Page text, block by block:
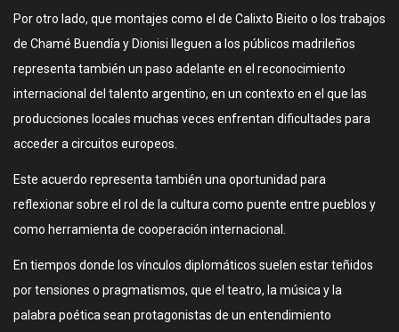
Por otro lado, que montajes como el de Calixto Bieito o los trabajos
de Chamé Buendía y Dionisi lleguen a los públicos madrileños
representa también un paso adelante en el reconocimiento
internacional del talento argentino, en un contexto en el que las
producciones locales muchas veces enfrentan dificultades para
acceder a circuitos europeos.
Este acuerdo representa también una oportunidad para
reflexionar sobre el rol de la cultura como puente entre pueblos y
como herramienta de cooperación internacional.
En tiempos donde los vínculos diplomáticos suelen estar teñidos
por tensiones o pragmatismos, que el teatro, la música y la
palabra poética sean protagonistas de un entendimiento